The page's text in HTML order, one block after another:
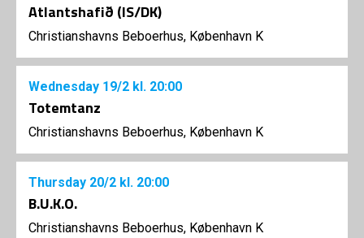
Atlantshafið (IS/DK)
Christianshavns Beboerhus, København K
Wednesday 19/2 kl. 20:00
Totemtanz
Christianshavns Beboerhus, København K
Thursday 20/2 kl. 20:00
B.U.K.O.
Christianshavns Beboerhus, København K